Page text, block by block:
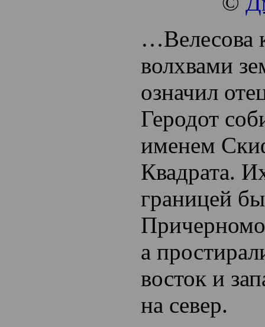
…Велесова
волхвами
означил
Геродот
именем
Квадрата.
границей
а
восток и
на север.